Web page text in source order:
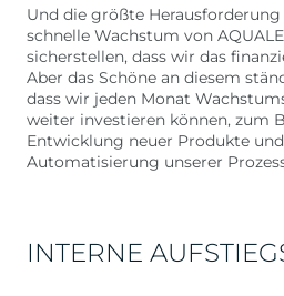
Und die größte Herausforderung
schnelle Wachstum von
sicherstellen, dass wir das
Aber das Schöne an diesem
dass wir jeden Monat
weiter investieren können, zum
Entwicklung neuer Produkte
Automatisierung unserer
INTERNE